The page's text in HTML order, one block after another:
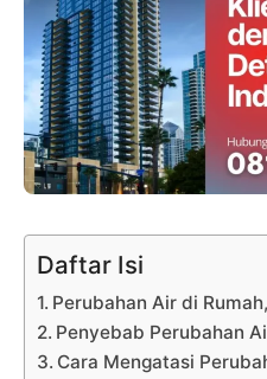
Daftar Isi
Perubahan Air di
Penyebab Perubahan
Cara Mengatasi